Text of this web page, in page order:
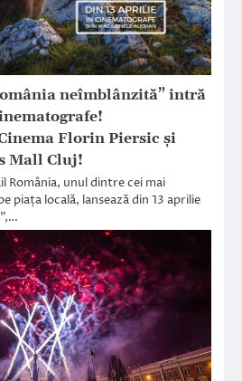
neîmblânzită” intră
Florin Piersic şi
Mall Cluj!
România, unul dintre cei mai
piața locală, lansează din 13 aprilie